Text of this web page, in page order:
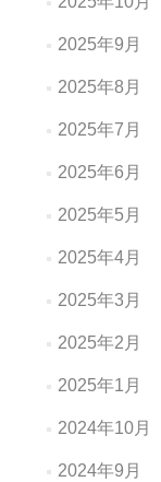
2025年9月
2025年8月
2025年7月
2025年6月
2025年5月
2025年4月
2025年3月
2025年2月
2025年1月
2024年10月
2024年9月